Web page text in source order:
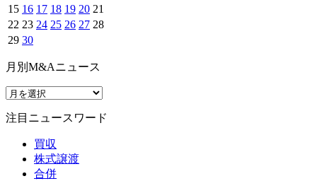
15 16 17 18 19 20 21
22 23 24 25 26 27 28
29 30
月別M&Aニュース
注目ニュースワード
買収
株式譲渡
合併